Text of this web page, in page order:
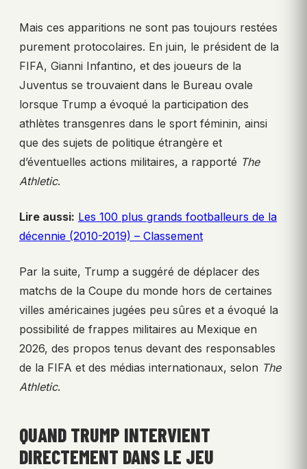
Mais ces apparitions ne sont pas toujours restées
purement protocolaires. En juin, le président de la
FIFA, Gianni Infantino, et des joueurs de la
Juventus se trouvaient dans le Bureau ovale
lorsque Trump a évoqué la participation des
athlètes transgenres dans le sport féminin, ainsi
que des sujets de politique étrangère et
d’éventuelles actions militaires, a rapporté The
Athletic.
Lire aussi: Les 100 plus grands footballeurs de la
décennie (2010-2019) – Classement
Par la suite, Trump a suggéré de déplacer des
matchs de la Coupe du monde hors de certaines
villes américaines jugées peu sûres et a évoqué la
possibilité de frappes militaires au Mexique en
2026, des propos tenus devant des responsables
de la FIFA et des médias internationaux, selon The
Athletic.
QUAND TRUMP INTERVIENT
DIRECTEMENT DANS LE JEU